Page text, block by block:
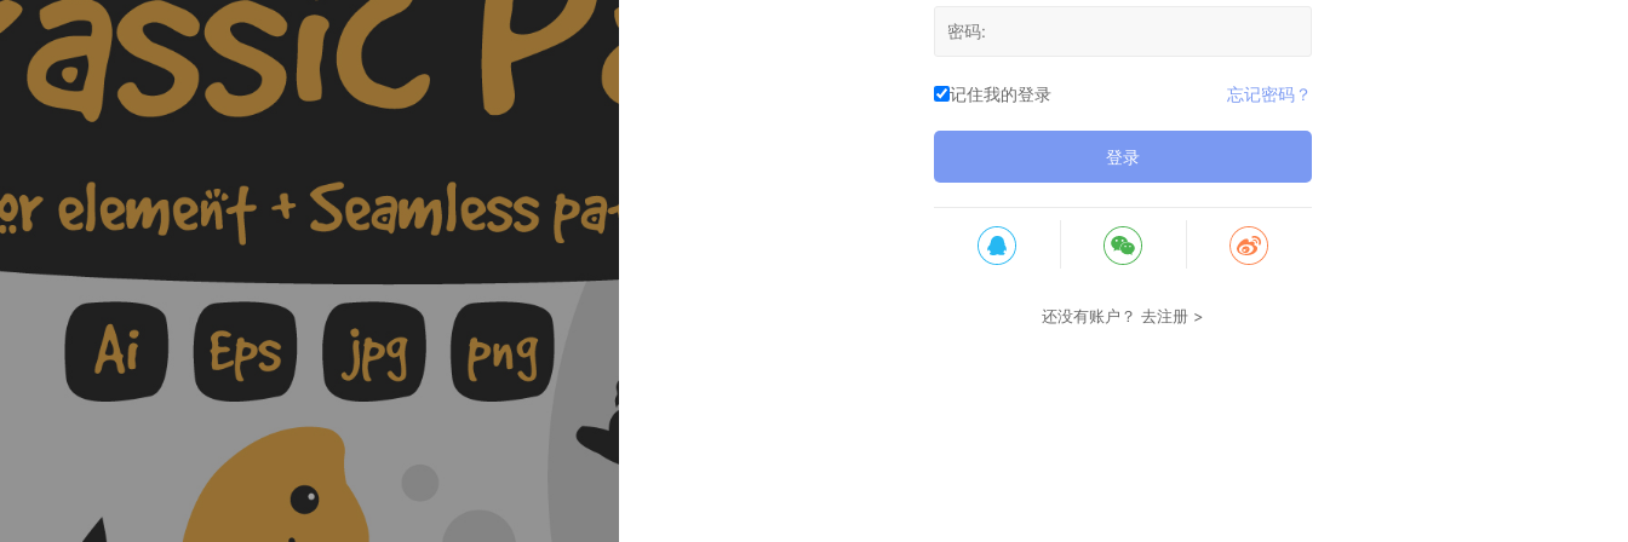
记住我的登录 忘记密码？
登录
还没有账户？去注册 >